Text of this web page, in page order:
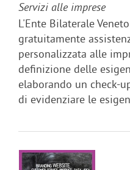
Servizi alle imprese
L'Ente Bilaterale
gratuitamente
personalizzata alle
definizione delle
elaborando un check-
di evidenziare le